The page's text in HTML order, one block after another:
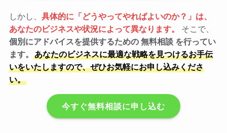
しかし、 具体的に「どうやってやればよいのか？」は、
あなたのビジネスや状況によって異なります。 そこで、
個別にアドバイスを提供するための 無料相談 を行ってい
ます。
あなたのビジネスに最適な戦略を見つけるお手伝
いをいたしますので、ぜひお気軽にお申し込みくださ
い。
今すぐ無料相談に申し込む